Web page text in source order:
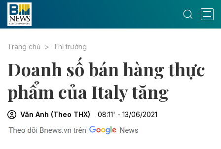
Trang chủ Thị trường
Doanh số bán hàng thực
phẩm của Italy tăng
Vân Anh (Theo THX) 08:11' - 13/06/2021